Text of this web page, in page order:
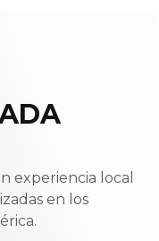
experiencia local
en los